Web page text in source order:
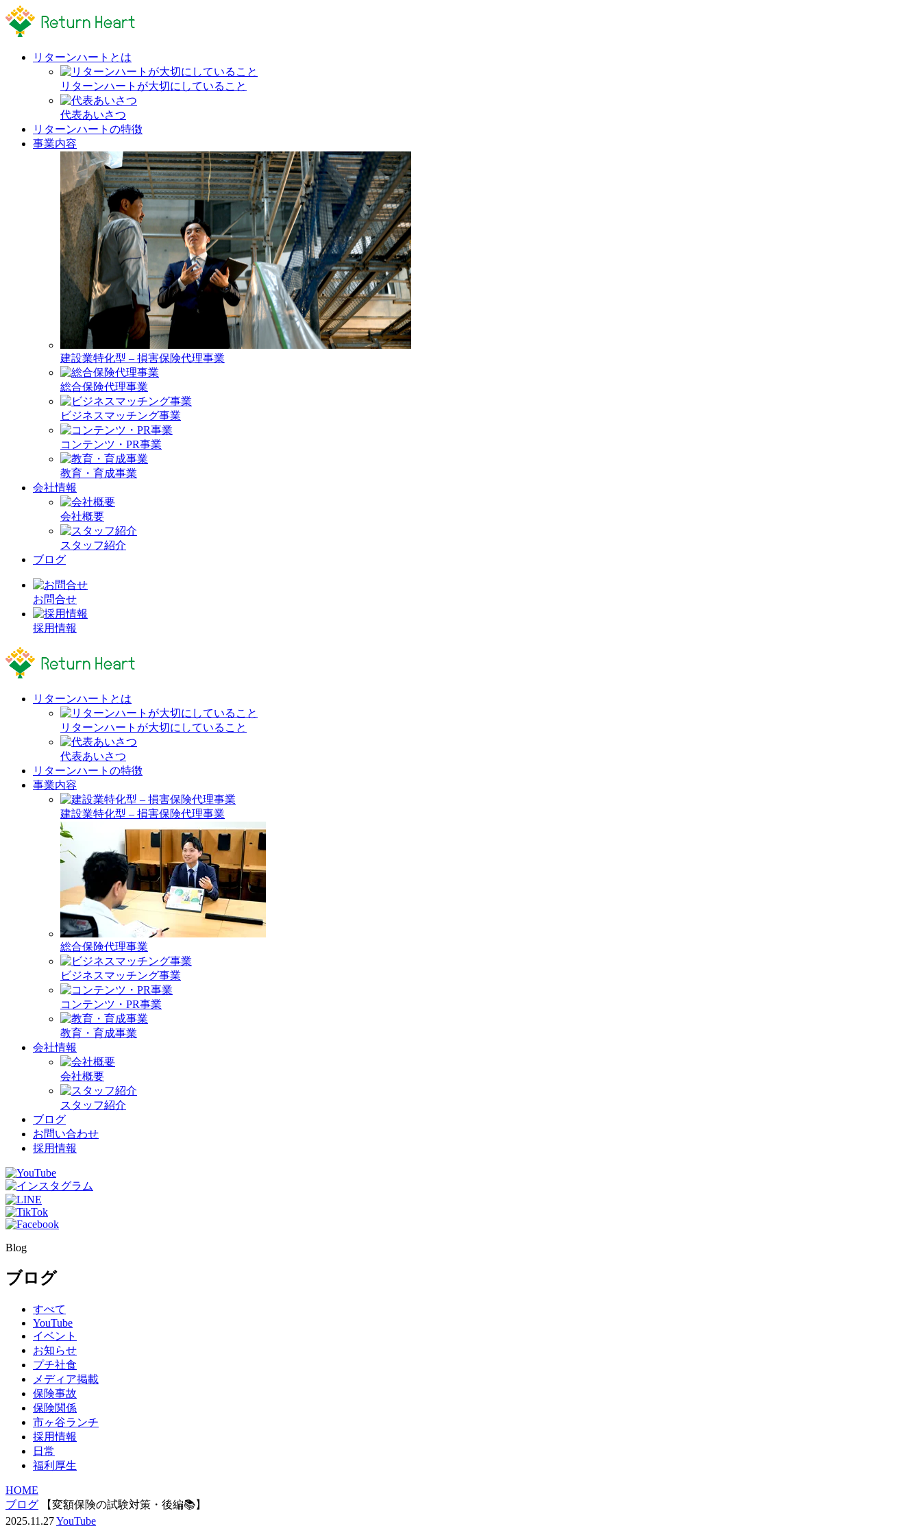
リターンハートとは
リターンハートが大切にしていること
代表あいさつ
リターンハートの特徴
事業内容
建設業特化型 – 損害保険代理事業
総合保険代理事業
ビジネスマッチング事業
コンテンツ・PR事業
教育・育成事業
会社情報
会社概要
スタッフ紹介
ブログ
お問合せ
採用情報
リターンハートとは
リターンハートが大切にしていること
代表あいさつ
リターンハートの特徴
事業内容
建設業特化型 – 損害保険代理事業
総合保険代理事業
ビジネスマッチング事業
コンテンツ・PR事業
教育・育成事業
会社情報
会社概要
スタッフ紹介
ブログ
お問い合わせ
採用情報
Blog
ブログ
すべて
YouTube
イベント
お知らせ
プチ社食
メディア掲載
保険事故
保険関係
市ヶ谷ランチ
採用情報
日常
福利厚生
HOME
ブログ
【変額保険の試験対策・後編📚】
2025.11.27YouTube